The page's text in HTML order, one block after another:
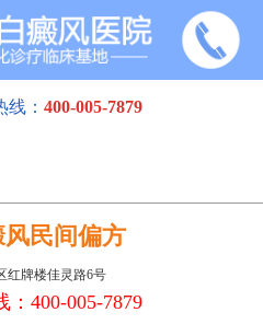
线： 400-005-7879
民间偏方
红牌楼佳灵路6号
：400-005-7879